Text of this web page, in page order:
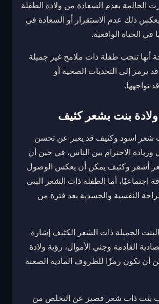
الحالمة بعدم السعادة من ولادة الطفلة
ذلك عدم الاستقرار أو السعادة في
في الحياة الواقعية.
أنها تنجب طفلة ذات ملامح غير جميلة
يرمز إلى التحديات الصحية أو
تواجهها.
بنت بشعر كثيف
شعر اسود وكثيف قد يعبر عن تحسن
وزيادة الاحترام بين الناس، في حين أن
أشقر وكثيف يمكن أن يعكس الوصول
اجتماعيًا، أما الطفلة ذات الشعر البني
النفسية والجسدية بعد فترة من
الجميلة ذات الشعر الكثيف إشارة
القادمة وجني الأموال، رؤية ولادة
أن تكون رمزًا للظروف المادية الصعبة
بنت ذات شعر قصير عن التخلص من